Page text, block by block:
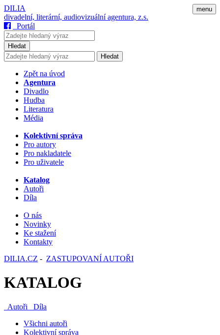
menu
DILIA
divadelní, literární, audiovizuální agentura, z.s.
Portál
Hledat
Hledat
Zpět na úvod
Agentura
Divadlo
Hudba
Literatura
Média
Kolektivní správa
Pro autory
Pro nakladatele
Pro uživatele
Katalog
Autoři
Díla
O nás
Novinky
Ke stažení
Kontakty
DILIA.CZ - ZASTUPOVANÍ AUTOŘI
KATALOG
Autoři
Díla
Všichni autoři
Kolektivní správa